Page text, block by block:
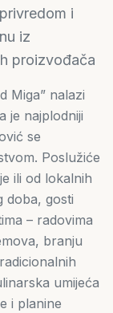
i
iz
proizvođača
Miga” nalazi
je najplodniji
se
Poslužiće
ili od lokalnih
doba, gosti
– radovima
branju
umijeća
i planine